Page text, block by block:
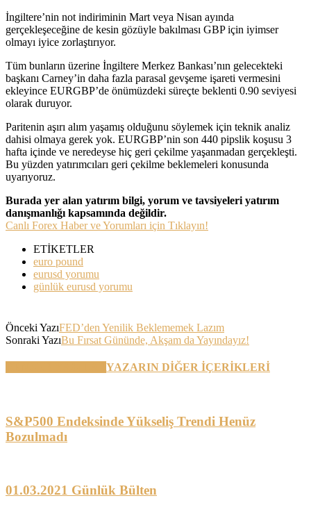
İngiltere’nin not indiriminin Mart veya Nisan ayında
gerçekleşeceğine de kesin gözüyle bakılması GBP için iyimser
olmayı iyice zorlaştırıyor.
Tüm bunların üzerine İngiltere Merkez Bankası’nın gelecekteki
başkanı Carney’in daha fazla parasal gevşeme işareti vermesini
ekleyince EURGBP’de önümüzdeki süreçte beklenti 0.90 seviyesi
olarak duruyor.
Paritenin aşırı alım yaşamış olduğunu söylemek için teknik analiz
dahisi olmaya gerek yok. EURGBP’nin son 440 pipslik koşusu 3
hafta içinde ve neredeyse hiç geri çekilme yaşanmadan gerçekleşti.
Bu yüzden yatırımcıları geri çekilme beklemeleri konusunda
uyarıyoruz.
Burada yer alan yatırım bilgi, yorum ve tavsiyeleri yatırım
danışmanlığı kapsamında değildir.
Canlı Forex Haber ve Yorumları için Tıklayın!
ETİKETLER
euro pound
eurusd yorumu
günlük eurusd yorumu
Önceki YazıFED’den Yenilik Beklememek Lazım
Sonraki YazıBu Fırsat Gününde, Akşam da Yayındayız!
YAZARIN DİĞER İÇERİKLERİ
S&P500 Endeksinde Yükseliş Trendi Henüz
Bozulmadı
01.03.2021 Günlük Bülten